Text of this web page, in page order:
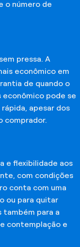
o número de
pressa. A
econômico em
de quando o
pode se
apesar dos
comprador.
e flexibilidade aos
com condições
conta com uma
ou para quitar
também para a
contemplação e